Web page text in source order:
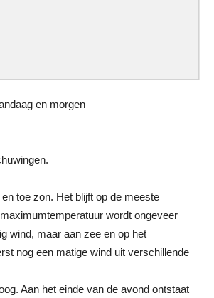
en morgen
en toe zon. Het blijft op de meeste
wordt ongeveer
wind, maar aan zee en op het
nog een matige wind uit verschillende
Aan het einde van de avond ontstaat